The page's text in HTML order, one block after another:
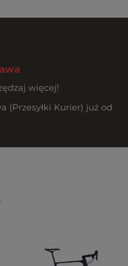
więcej!
(Przesyłki Kurier) już od